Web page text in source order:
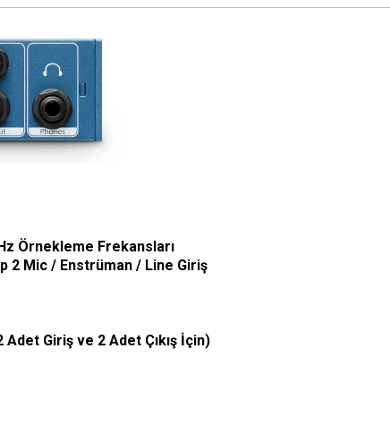
Örnekleme Frekansları
2 Mic / Enstrüman / Line Giriş
Giriş ve 2 Adet Çıkış İçin)